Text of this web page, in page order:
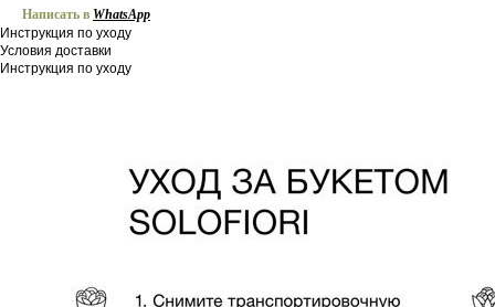
Написать в WhatsApp
Инструкция по уходу
Условия доставки
Инструкция по уходу